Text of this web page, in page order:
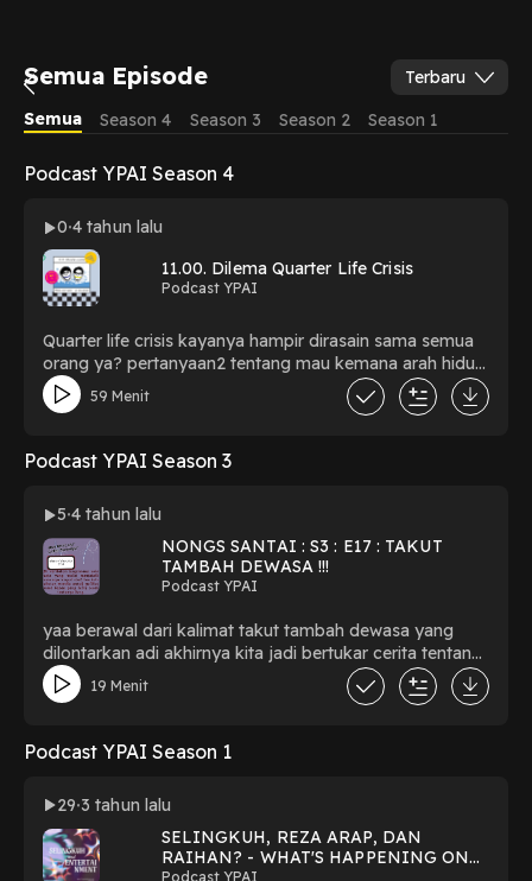
Semua Episode
Terbaru
Semua
Season 4 Season 3 Season 2 Season 1
Podcast YPAI Season 4
0 4 tahun lalu
11.00. Dilema Quarter Life Crisis
Podcast YPAI
Quarter life crisis kayanya hampir dirasain sama semua
orang ya? pertanyaan2 tentang mau kemana arah hidup
kita sering banget muncul. kira-kira gimana kita
menghadapi nya? penasaran? dengerin episode
59 Menit
Podcast YPAI Season 3
5 4 tahun lalu
NONGS SANTAI : S3 : E17 : TAKUT
TAMBAH DEWASA !!!
Podcast YPAI
yaa berawal dari kalimat takut tambah dewasa yang
dilontarkan adi akhirnya kita jadi bertukar cerita tentang
apa yang kita takuti akan kedewasaan ini dan ya
semoga menjadi dewasa tidak semenakutkan itu
19 Menit
Podcast YPAI Season 1
29 3 tahun lalu
SELINGKUH, REZA ARAP, DAN
RAIHAN? - WHAT'S HAPPENING ON
Podcast YPAI